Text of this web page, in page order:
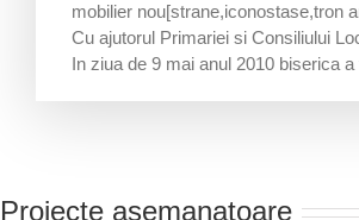
mobilier nou[strane,iconostase,tron
Cu ajutorul Primariei si Consiliului
In ziua de 9 mai anul 2010 biserica
Proiecte asemanatoare